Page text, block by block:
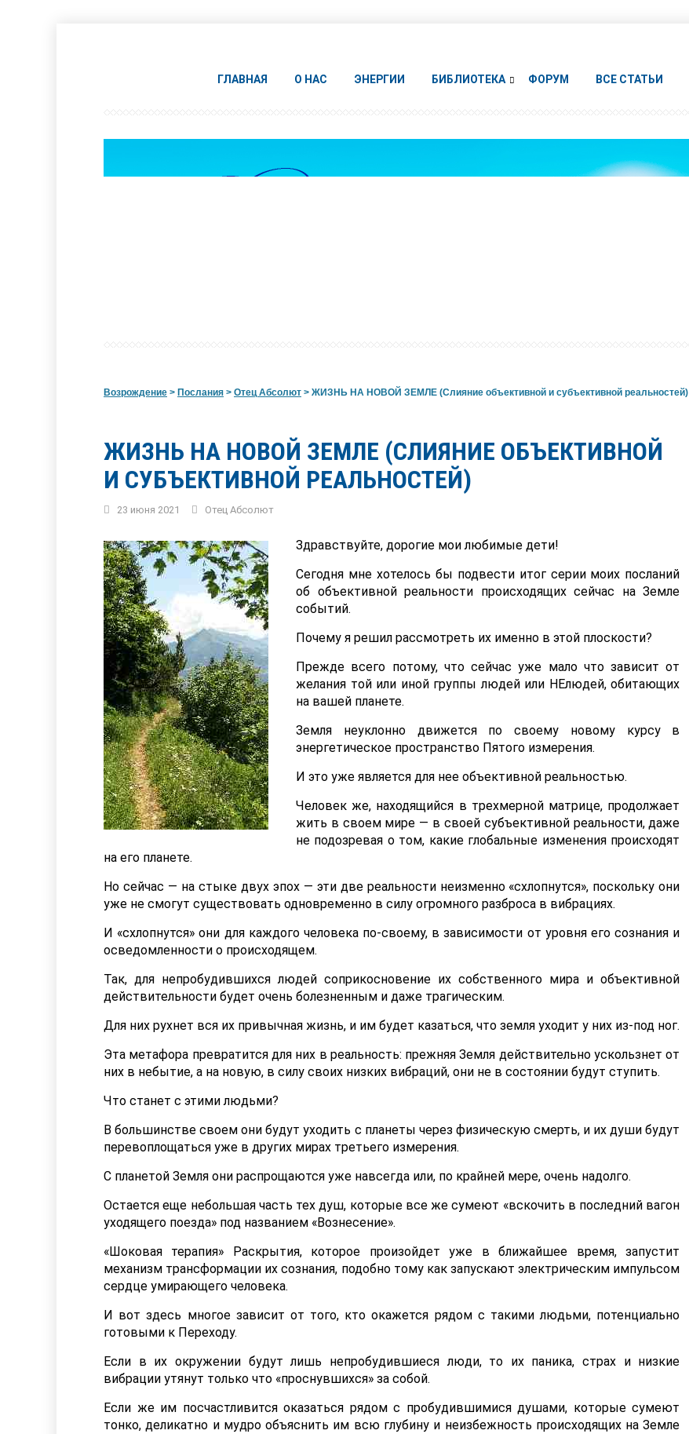
ГЛАВНАЯ О НАС ЭНЕРГИИ БИБЛИОТЕКА ФОРУМ ВСЕ СТАТЬИ
Возрождение > Послания > Отец Абсолют > ЖИЗНЬ НА НОВОЙ ЗЕМЛЕ (Слияние объективной и субъективной реальностей)
ЖИЗНЬ НА НОВОЙ ЗЕМЛЕ (СЛИЯНИЕ ОБЪЕКТИВНОЙ
И СУБЪЕКТИВНОЙ РЕАЛЬНОСТЕЙ)
23 июня 2021 Отец Абсолют
Здравствуйте, дорогие мои любимые дети!
Сегодня мне хотелось бы подвести итог серии моих посланий
об объективной реальности происходящих сейчас на Земле
событий.
Почему я решил рассмотреть их именно в этой плоскости?
Прежде всего потому, что сейчас уже мало что зависит от
желания той или иной группы людей или НЕлюдей, обитающих
на вашей планете.
Земля неуклонно движется по своему новому курсу в
энергетическое пространство Пятого измерения.
И это уже является для нее объективной реальностью.
Человек же, находящийся в трехмерной матрице, продолжает
жить в своем мире — в своей субъективной реальности, даже
не подозревая о том, какие глобальные изменения происходят
на его планете.
Но сейчас — на стыке двух эпох — эти две реальности неизменно «схлопнутся», поскольку они
уже не смогут существовать одновременно в силу огромного разброса в вибрациях.
И «схлопнутся» они для каждого человека по-своему, в зависимости от уровня его сознания и
осведомленности о происходящем.
Так, для непробудившихся людей соприкосновение их собственного мира и объективной
действительности будет очень болезненным и даже трагическим.
Для них рухнет вся их привычная жизнь, и им будет казаться, что земля уходит у них из-под ног.
Эта метафора превратится для них в реальность: прежняя Земля действительно ускользнет от
них в небытие, а на новую, в силу своих низких вибраций, они не в состоянии будут ступить.
Что станет с этими людьми?
В большинстве своем они будут уходить с планеты через физическую смерть, и их души будут
перевоплощаться уже в других мирах третьего измерения.
С планетой Земля они распрощаются уже навсегда или, по крайней мере, очень надолго.
Остается еще небольшая часть тех душ, которые все же сумеют «вскочить в последний вагон
уходящего поезда» под названием «Вознесение».
«Шоковая терапия» Раскрытия, которое произойдет уже в ближайшее время, запустит
механизм трансформации их сознания, подобно тому как запускают электрическим импульсом
сердце умирающего человека.
И вот здесь многое зависит от того, кто окажется рядом с такими людьми, потенциально
готовыми к Переходу.
Если в их окружении будут лишь непробудившиеся люди, то их паника, страх и низкие
вибрации утянут только что «проснувшихся» за собой.
Если же им посчастливится оказаться рядом с пробудившимися душами, которые сумеют
тонко, деликатно и мудро объяснить им всю глубину и неизбежность происходящих на Земле